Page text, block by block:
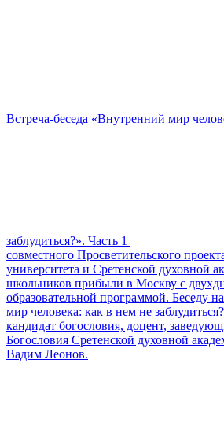
Встреча-беседа «Внутренний мир
заблудиться?». Часть 1
совместного Просветительского
университета и Сретенской духовной
школьников прибыли в Москву с
образовательной программой. Беседу
мир человека: как в нем не
кандидат богословия, доцент,
Богословия Сретенской духовной
Вадим Леонов.